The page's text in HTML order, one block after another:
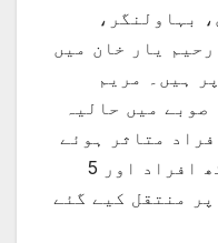
بہاولنگر،
یار خان میں
ہیں۔ مریم
میں حالیہ
زائد افراد متاثر ہوئے
ہیں جن میں سے ساڑھے 7 لاکھ افراد اور 5
پر منتقل کیے گئے